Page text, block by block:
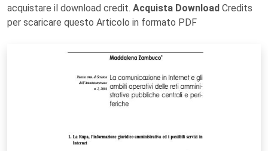
acquistare il download credit. Acquista Download Credits
per scaricare questo Articolo in formato PDF